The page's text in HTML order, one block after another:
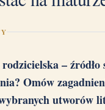
– źródło
Omów
utworów